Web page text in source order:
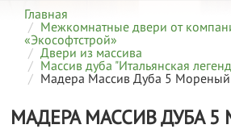
Главная
Межкомнатные двери от
«Экософтстрой»
Двери из массива
Массив дуба "Итальянская
Мадера Массив Дуба 5 Мореный
МАДЕРА МАССИВ ДУБА